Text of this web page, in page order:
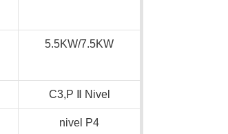
5.5KW/7.5KW
C3,P Nivel
nivel P4